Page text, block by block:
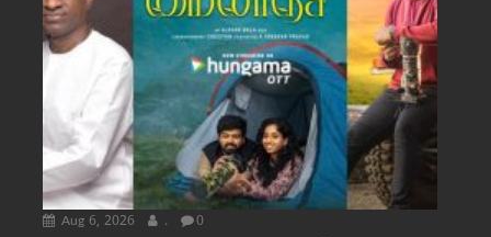
Aug 6, 2026 . 0